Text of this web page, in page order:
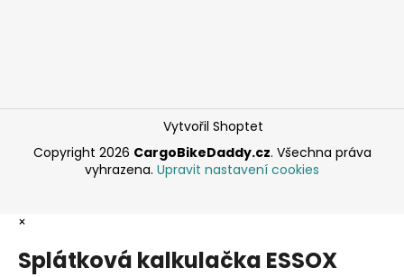
Vytvořil Shoptet
Copyright 2026 CargoBikeDaddy.cz. Všechna práva
vyhrazena. Upravit nastavení cookies
×
Splátková kalkulačka ESSOX